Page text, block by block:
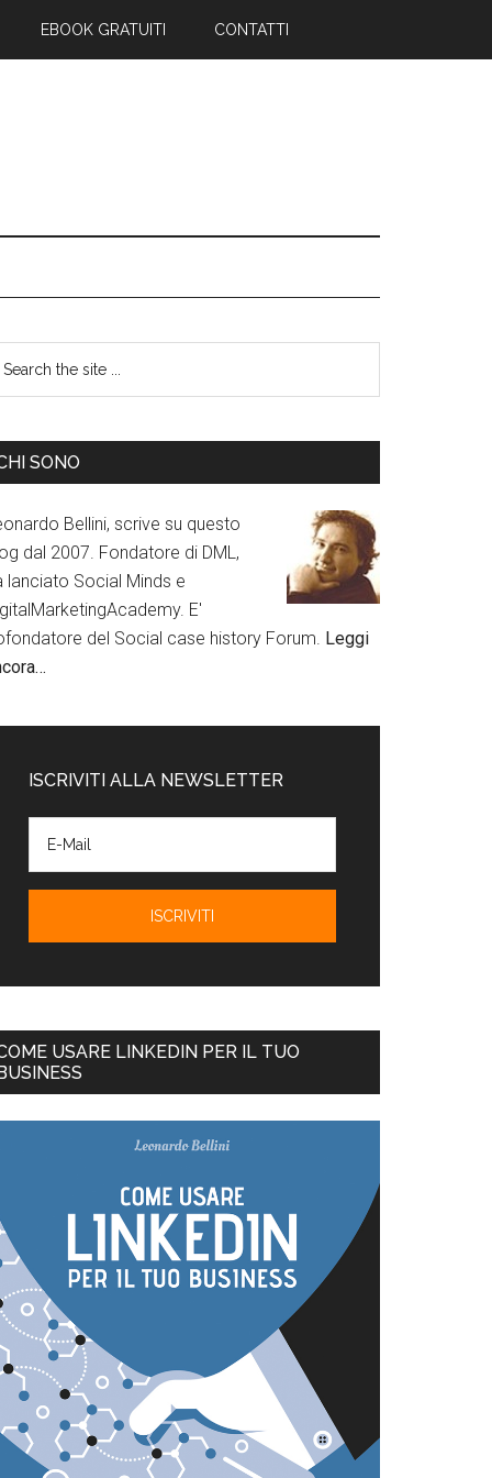
EBOOK GRATUITI CONTATTI
SONO
Bellini, scrive su questo
dal 2007. Fondatore di DML,
lanciato Social Minds e
E'
del Social case history Forum. Leggi
ISCRIVITI ALLA NEWSLETTER
USARE LINKEDIN PER IL TUO